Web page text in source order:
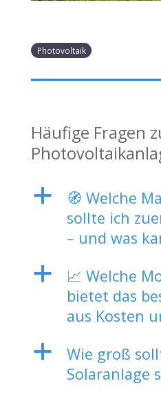
Photovoltaik
Häufige Fragen
a
🧭 Welche
sollte ich
– und was
a
📈 Welche
bietet das
aus Kosten
a
Wie groß
Solaranlage